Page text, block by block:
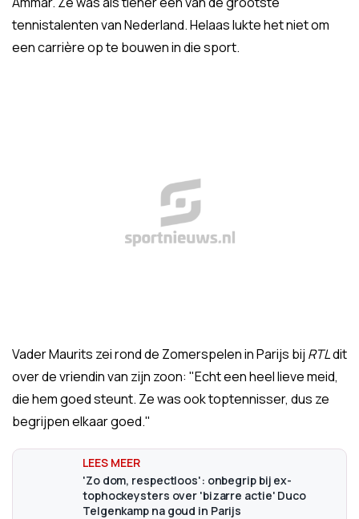
tennistalenten van Nederland. Helaas lukte het niet om
een carrière op te bouwen in die sport.
Vader Maurits zei rond de Zomerspelen in Parijs bij RTLdit
over de vriendin van zijn zoon: "Echt een heel lieve meid,
die hem goed steunt. Ze was ook toptennisser, dus ze
begrijpen elkaar goed."
'Zo dom, respectloos': onbegrip bij ex-
tophockeysters over 'bizarre actie' Duco
Telgenkamp na goud in Parijs